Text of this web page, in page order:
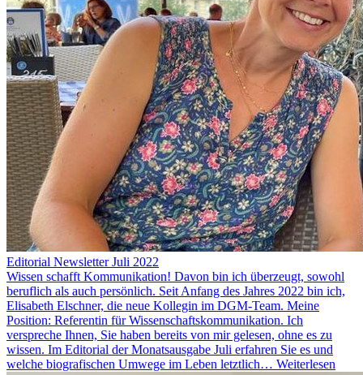
Editorial Newsletter Juli 2022
Wissen schafft Kommunikation! Davon bin ich überzeugt, sowohl
beruflich als auch persönlich. Seit Anfang des Jahres 2022 bin ich,
Elisabeth Elschner, die neue Kollegin im DGM-Team. Meine
Position: Referentin für Wissenschaftskommunikation. Ich
verspreche Ihnen, Sie haben bereits von mir gelesen, ohne es zu
wissen. Im Editorial der Monatsausgabe Juli erfahren Sie es und
welche biografischen Umwege im Leben letztlich… Weiterlesen